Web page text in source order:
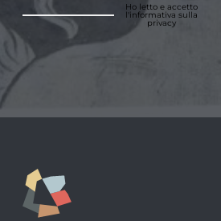
Ho letto e accetto
l'informativa sulla
privacy